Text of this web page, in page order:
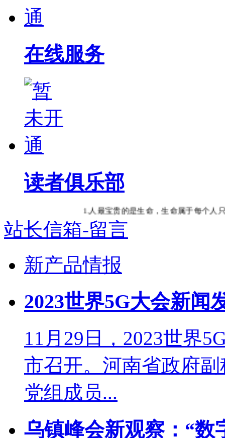
在线服务
读者俱乐部
1.人最宝贵的是生命，生命属于每个人只
站长信箱-留言
新产品情报
2023世界5G大会新闻
11月29日，2023世界
市召开。河南省政府
党组成员...
乌镇峰会新观察：“数